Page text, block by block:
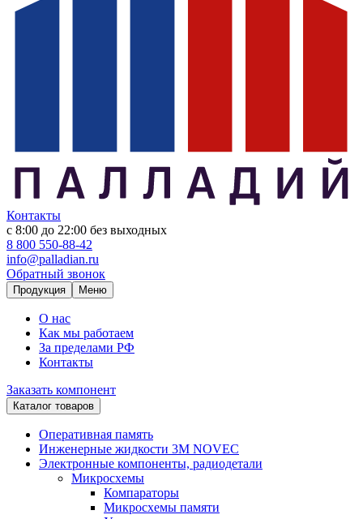
Контакты
с 8:00 до 22:00 без выходных
8 800 550-88-42
info@palladian.ru
Обратный звонок
Продукция Меню
О нас
Как мы работаем
За пределами РФ
Контакты
Заказать компонент
Каталог товаров
Оперативная память
Инженерные жидкости 3M NOVEC
Электронные компоненты, радиодетали
Микросхемы
Компараторы
Микросхемы памяти